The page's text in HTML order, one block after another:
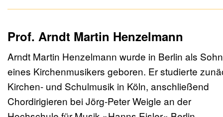
Studienvorbereitenden Ausbildung tätig.
Im Rahmen eines Promotionsvorhabens an der
mit dem Werk Bernd Alois Zimmermanns. Neben
seiner Lehrtätigkeit arbeitet Daniel Grote als
Korrepetitor und Chorleiter in verschiedenen
unter anderem beim Education-Projekt der
Prof. Arndt Martin Henzelmann
Arndt Martin Henzelmann wurde in Berlin als Sohn
eines Kirchenmusikers geboren. Er studierte
Kirchen- und Schulmusik in Köln, anschließend
Chordirigieren bei Jörg-Peter Weigle an der